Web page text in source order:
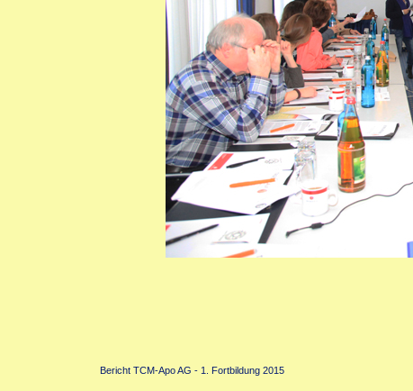
Bericht TCM-Apo AG - 1. Fortbildung 2015